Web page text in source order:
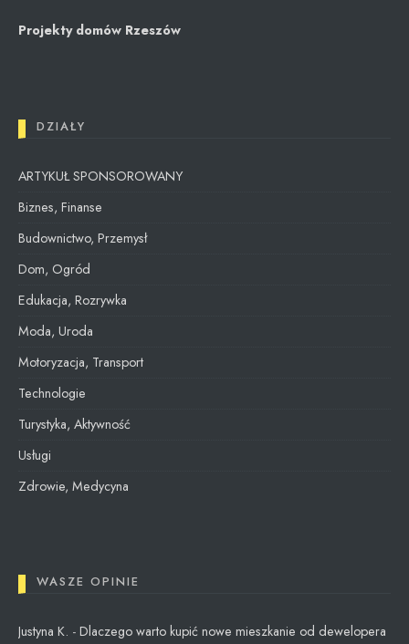
Projekty domów Rzeszów
DZIAŁY
ARTYKUŁ SPONSOROWANY
Biznes, Finanse
Budownictwo, Przemysł
Dom, Ogród
Edukacja, Rozrywka
Moda, Uroda
Motoryzacja, Transport
Technologie
Turystyka, Aktywność
Usługi
Zdrowie, Medycyna
WASZE OPINIE
Justyna K. - Dlaczego warto kupić nowe mieszkanie od dewelopera